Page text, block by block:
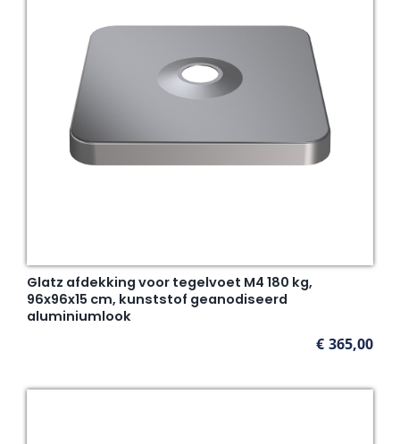
Glatz afdekking voor tegelvoet M4 180 kg,
96x96x15 cm, kunststof geanodiseerd
aluminiumlook
€ 365,00